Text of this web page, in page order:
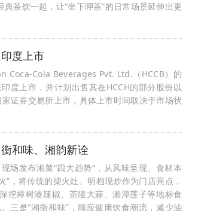
茶饮一起，让“坐下呷茶”的日常场景延伸出更
度上市
Coca‑Cola Beverages Pvt. Ltd.（HCCB）的
度上市，并计划出售其在HCCH的部分股份以
证券交易所上市，具体上市时间取决于市场状
和味、湘韵新诠
场发布湘菜“四大趋势”，从风味呈现、食材本
，将传统的柴火灶、明档现炒作为门店亮点，
挖樟树港辣椒、茶陵大蒜、湘潭莲子等地标食
三是“湘衡和味”，顺应健康饮食潮流，减少油